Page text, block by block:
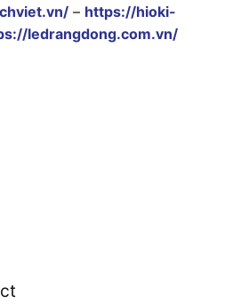
– https://hioki-
ledrangdong.com.vn/